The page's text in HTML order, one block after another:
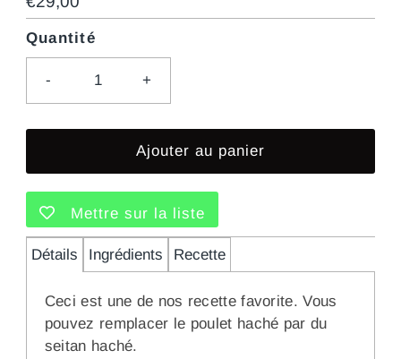
Quantité
- +
Mettre sur la liste
Détails Ingrédients Recette
Ceci est une de nos recette favorite. Vous
pouvez remplacer le poulet haché par du
seitan haché.